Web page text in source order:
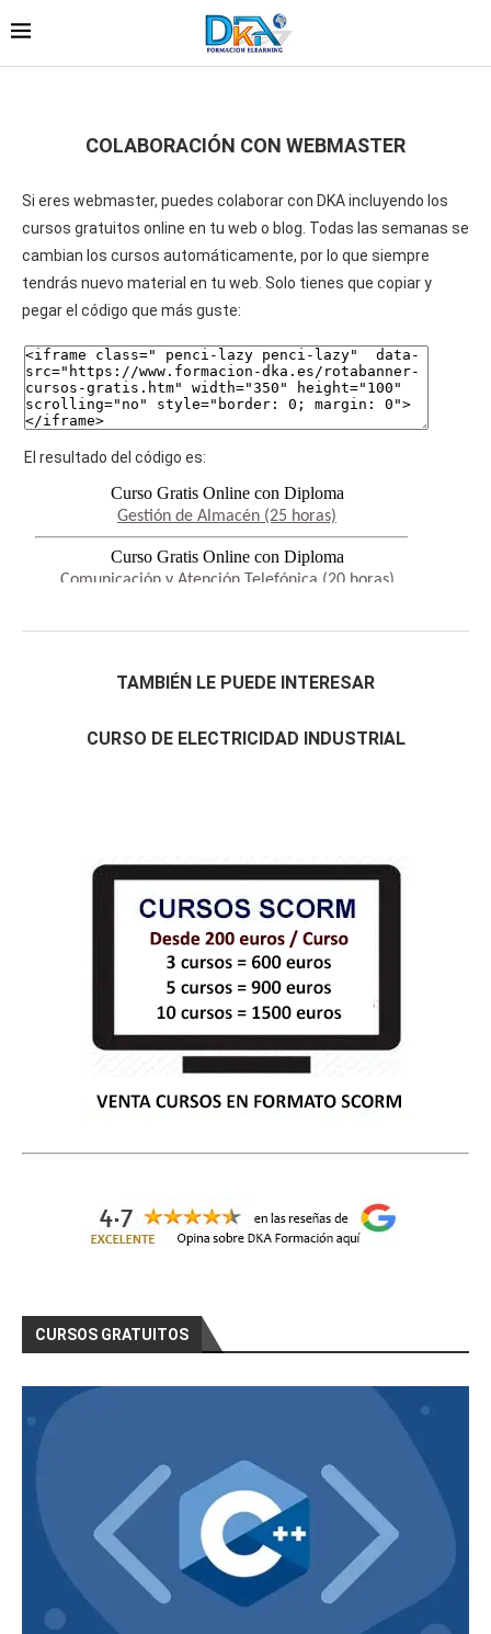
COLABORACIÓN CON WEBMASTER
Si eres webmaster, puedes colaborar con DKA incluyendo los
cursos gratuitos online en tu web o blog. Todas las semanas se
cambian los cursos automáticamente, por lo que siempre
tendrás nuevo material en tu web. Solo tienes que copiar y
pegar el código que más guste:
El resultado del código es:
TAMBIÉN LE PUEDE INTERESAR
CURSO DE ELECTRICIDAD INDUSTRIAL
CURSOS GRATUITOS